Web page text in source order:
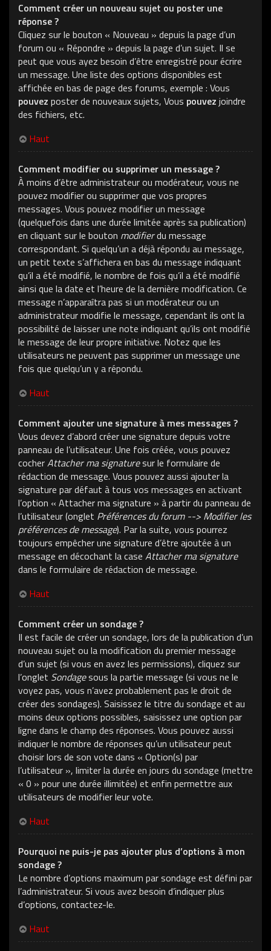
Comment créer un nouveau sujet ou poster une
réponse ?
Cliquez sur le bouton « Nouveau » depuis la page d’un
forum ou « Répondre » depuis la page d’un sujet. Il se
peut que vous ayez besoin d’être enregistré pour écrire
un message. Une liste des options disponibles est
affichée en bas de page des forums, exemple : Vous
pouvez poster de nouveaux sujets, Vous pouvez joindre
des fichiers, etc.
Haut
Comment modifier ou supprimer un message ?
À moins d’être administrateur ou modérateur, vous ne
pouvez modifier ou supprimer que vos propres
messages. Vous pouvez modifier un message
(quelquefois dans une durée limitée après sa publication)
en cliquant sur le bouton modifierdu message
correspondant. Si quelqu’un a déjà répondu au message,
un petit texte s’affichera en bas du message indiquant
qu’il a été modifié, le nombre de fois qu’il a été modifié
ainsi que la date et l’heure de la dernière modification. Ce
message n’apparaîtra pas si un modérateur ou un
administrateur modifie le message, cependant ils ont la
possibilité de laisser une note indiquant qu’ils ont modifié
le message de leur propre initiative. Notez que les
utilisateurs ne peuvent pas supprimer un message une
fois que quelqu’un y a répondu.
Haut
Comment ajouter une signature à mes messages ?
Vous devez d’abord créer une signature depuis votre
panneau de l’utilisateur. Une fois créée, vous pouvez
cocherAttacher ma signaturesur le formulaire de
rédaction de message. Vous pouvez aussi ajouter la
signature par défaut à tous vos messages en activant
l’option « Attacher ma signature » à partir du panneau de
l’utilisateur (onglet Préférences du forum --> Modifier les
préférences de message). Par la suite, vous pourrez
toujours empêcher une signature d’être ajoutée à un
message en décochant la case Attacher ma signature
dans le formulaire de rédaction de message.
Haut
Comment créer un sondage ?
Il est facile de créer un sondage, lors de la publication d’un
nouveau sujet ou la modification du premier message
d’un sujet (si vous en avez les permissions), cliquez sur
l’onglet Sondagesous la partie message (si vous ne le
voyez pas, vous n’avez probablement pas le droit de
créer des sondages). Saisissez le titre du sondage et au
moins deux options possibles, saisissez une option par
ligne dans le champ des réponses. Vous pouvez aussi
indiquer le nombre de réponses qu’un utilisateur peut
choisir lors de son vote dans « Option(s) par
l’utilisateur », limiter la durée en jours du sondage (mettre
« 0 » pour une durée illimitée) et enfin permettre aux
utilisateurs de modifier leur vote.
Haut
Pourquoi ne puis-je pas ajouter plus d’options à mon
sondage ?
Le nombre d’options maximum par sondage est défini par
l’administrateur. Si vous avez besoin d’indiquer plus
d’options, contactez-le.
Haut